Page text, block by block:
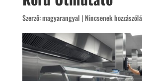
Szerző:magyarangyal | Nincsenek